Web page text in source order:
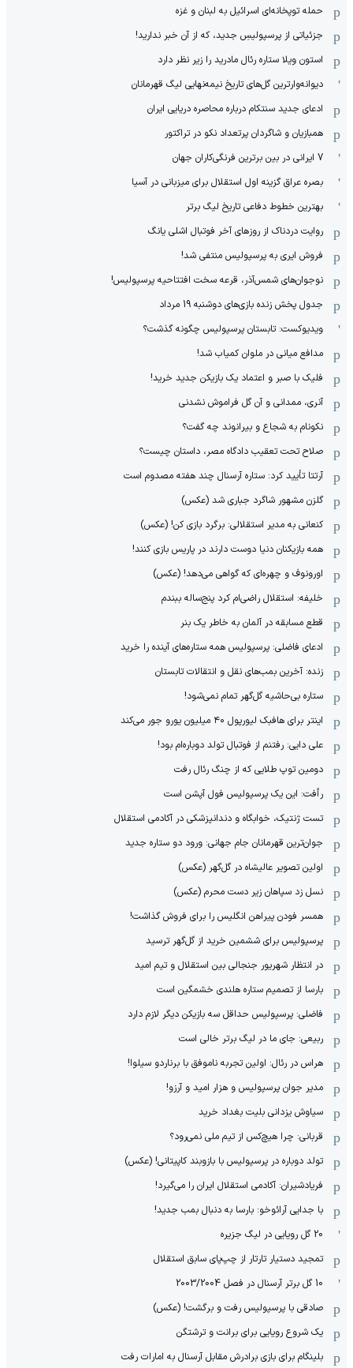
حمله توپخانه‌ای اسرائیل به لبنان و غزه
جزئیاتی از پرسپولیسِ جدید، که از آن ‌خبر ندارید!
استون ویلا ستاره رئال مادرید را زیر نظر دارد
دیوانه‌وارترین گل‌های تاریخ نیمه‌نهایی لیگ قهرمانان
ادعای جدید سنتکام درباره محاصره دریایی ایران
همبازیان و شاگردان پرتعداد نکو در تراکتور
7 ایرانی در بین برترین فرنگی‌کاران جهان
بصره عراق گزینه اول استقلال برای میزبانی در آسیا
بهترین خطوط دفاعی تاریخ لیگ برتر
روایت دردناک از روزهای آخر فوتبال اشلی یانگ
فروش ایری به پرسپولیس منتفی شد!
نوجوان‌های شمس‌آذر، قرعه سخت افتتاحیه پرسپولیس!
جدول پخش زنده بازی‌های دوشنبه 19 مرداد
ویدیوکست: تابستان پرسپولیس چگونه گذشت؟
مدافع میانی در ملوان کمیاب شد!
فلیک با صبر و اعتماد یک بازیکن جدید خرید!
آنری، ممدانی و آن گل فراموش نشدنی
نکونام به شجاع و بیرانوند چه گفت؟
صلاح تحت تعقیب دادگاه مصر، داستان چیست؟
آرتتا تأیید کرد: ستاره آرسنال چند هفته مصدوم است
گلزن مشهور شاگرد جباری شد (عکس)
کنعانی به مدیر استقلالی: برگرد بازی کن! (عکس)
همه بازیکنان دنیا دوست دارند در پاریس بازی کنند!
اورونوف و چهره‌ای که گواهی می‌دهد! (عکس)
خلیفه: استقلال راضی‌ام کرد پنج‌ساله ببندم
قطع مسابقه در آلمان به خاطر یک بنر
ادعای فاضلی: پرسپولیس همه ستاره‌های آینده را خرید
زنده: آخرین بمب‌های نقل و انتقالات تابستان
ستاره بی‌حاشیه گل‌گهر تمام نمی‌شود!
اینتر برای هافبک لیورپول ۴۰ میلیون یورو جور می‌کند
علی دایی: رفتنم از فوتبال تولد دوباره‌ام بود!
دومین توپ طلایی که از چنگ رئال رفت
رأفت: این یک پرسپولیس فول آپشن است
تست ژنتیک، خوابگاه و دندانپزشکی در آکادمی استقلال
جوان‌ترین قهرمانان جام جهانی: ورود دو ستاره جدید
اولین تصویر عالیشاه در گل‌گهر (عکس)
نسل زد سپاهان زیر دست محرم (عکس)
همسر فودن پیراهن انگلیس را برای فروش گذاشت!
پرسپولیس برای ششمین خرید از گل‌گهر ترسید
در انتظار شهریور جنجالی بین استقلال و تیم امید
بارسا از تصمیم ستاره هلندی خشمگین است
فاضلی: پرسپولیس حداقل سه بازیکن دیگر لازم دارد
ربیعی: جای ما در لیگ برتر خالی است
هراس در رئال: اولین تجربه ناموفق با برناردو سیلوا!
مدیر جوان پرسپولیس و هزار امید و آرزو!
سیاوش یزدانی بلیت بغداد خرید
قربانی: چرا هیچ‌کس از تیم ملی نمی‌رود؟
تولد دوباره در پرسپولیس با بازوبند کاپیتانی! (عکس)
فریادشیران: آکادمی استقلال ایران را می‌گیرد!
با جدایی آرائوخو: بارسا به دنبال بمب جدید!
20 گل رویایی در لیگ جزیره
تمجید دستیار تارتار از چپ‌پای سابق استقلال
10 گل برتر آرسنال در فصل 2003/2004
صادقی با پرسپولیس رفت و برگشت! (عکس)
یک شروع رویایی برای برانت و ترشتگن
بلینگام برای بازی برادرش مقابل آرسنال به امارات رفت